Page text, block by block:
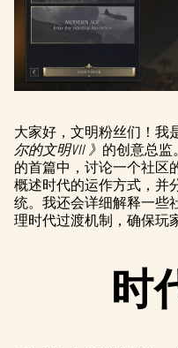
大家好，文明粉丝们！我是
尔的文明VII 》 的创意总监
的首篇中，讨论一个社区
概述时代的运作方式，并
统。我还会详细解释一些
理时代过渡机制，确保玩
时